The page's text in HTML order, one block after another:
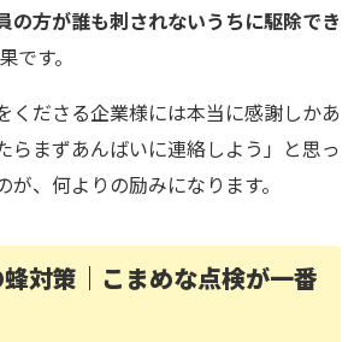
の方が誰も刺されないうちに駆除でき
です。
くださる企業様には本当に感謝しかあ
らまずあんばいに連絡しよう」と思っ
、何よりの励みになります。
対策｜こまめな点検が一番